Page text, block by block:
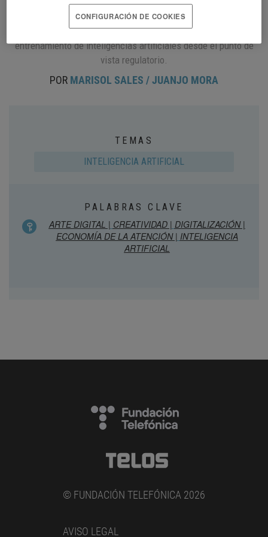
Patentes y Transformación Digital de Telefónica SA y
Secretaria del Consejo de Movistar+,Clara Ruipérez
sobre las preguntas que se están generando con el avance y el
entrenamiento de inteligencias artificiales desde el punto de
vista regulatorio.
POR MARISOL SALES / JUANJO MORA
TEMAS
INTELIGENCIA ARTIFICIAL
PALABRAS CLAVE
ARTE DIGITAL | CREATIVIDAD | DIGITALIZACIÓN |
ECONOMÍA DE LA ATENCIÓN | INTELIGENCIA
ARTIFICIAL
© FUNDACIÓN TELEFÓNICA 2026
AVISO LEGAL
CONFIGURACIÓN DE COOKIES